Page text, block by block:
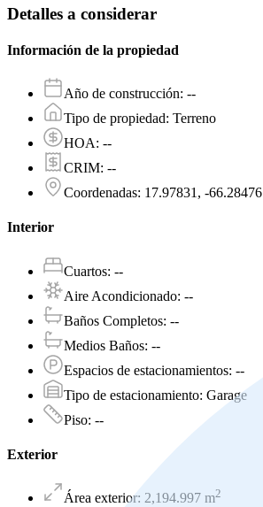
Detalles a considerar
Información de la propiedad
Año de construcción: --
Tipo de propiedad: Terreno
HOA: --
CRIM: --
Coordenadas: 17.97831, -66.28476
Interior
Cuartos: --
Aire Acondicionado: --
Baños Completos: --
Medios Baños: --
Espacios de estacionamientos: --
Tipo de estacionamiento: Garage
Piso: --
Exterior
Área exterior: 2,194.997 m2